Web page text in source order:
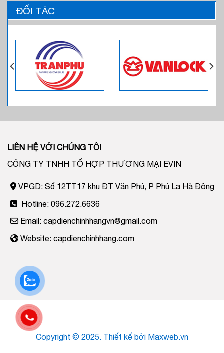
ĐỐI TÁC
LIÊN HỆ VỚI CHÚNG TÔI
CÔNG TY TNHH TỔ HỢP THƯƠNG MẠI EVIN
VPGD: Số 12TT17 khu ĐT Văn Phú, P Phú La Hà Đông
Hotline: 096.272.6636
Email: capdienchinhhangvn@gmail.com
Website: capdienchinhhang.com
Copyright © 2025. Thiết kế bởi Maxweb.vn